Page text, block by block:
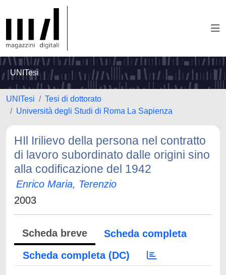
UNITesi
UNITesi
Tesi di dottorato
Università degli Studi di Roma La Sapienza
HIl Irilievo della persona nel contratto
di lavoro subordinato dalle origini sino
alla codificazione del 1942
Enrico Maria, Terenzio
2003
Scheda breve
Scheda completa
Scheda completa (DC)